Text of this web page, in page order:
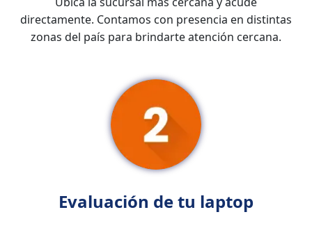
directamente. Contamos con presencia en distintas
zonas del país para brindarte atención cercana.
Evaluación de tu laptop